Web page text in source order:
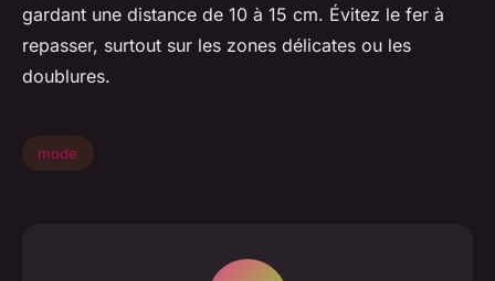
gardant une distance de 10 à 15 cm. Évitez le fer à
repasser, surtout sur les zones délicates ou les
doublures.
mode